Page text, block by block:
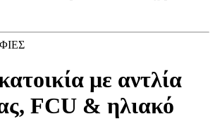
με αντλία
FCU & ηλιακό